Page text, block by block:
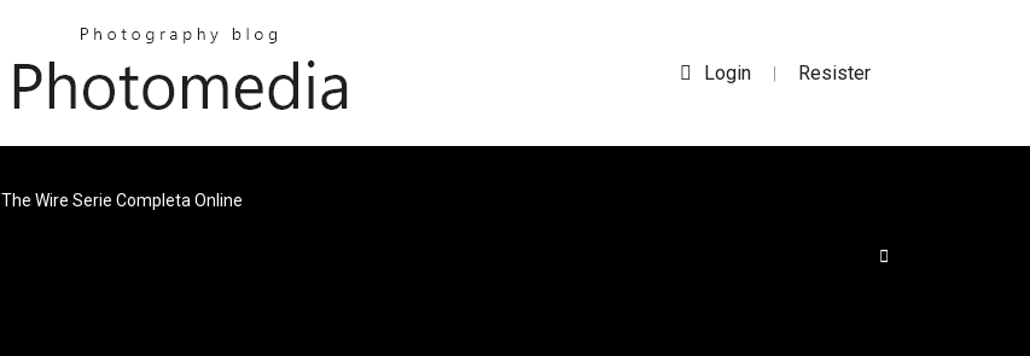
Login | Resister
The Wire Serie Completa Online